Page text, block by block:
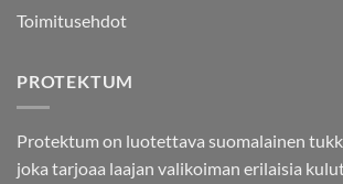
Toimitusehdot
PROTEKTUM
Protektum on luotettava suomalainen
joka tarjoaa laajan valikoiman erilaisia